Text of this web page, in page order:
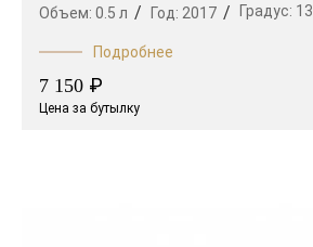
Объем: 0.5 л Год: 2017 Градус: 13
Подробнее
7 150 ₽
Цена за бутылку